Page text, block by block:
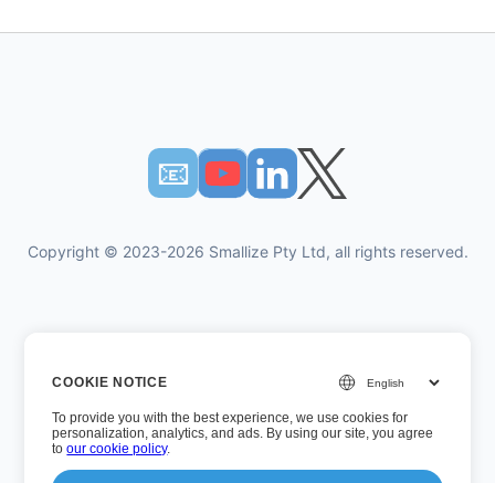
📧︎
Copyright © 2023-2026 Smallize Pty Ltd, all rights reserved.
गोपनीयता नीति
कार्यपालक अभिगम
COOKIE NOTICE
To provide you with the best experience, we use cookies for
personalization, analytics, and ads. By using our site, you agree
toour cookie policy.